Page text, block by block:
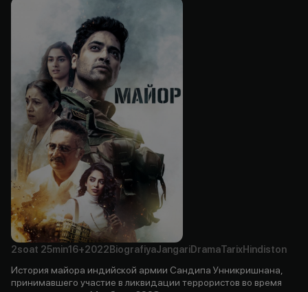
2soat 25min16+2022 BiografiyaJangariDramaTarixHindiston
История майора индийской армии Сандипа Унникришнана,
принимавшего участие в ликвидации террористов во время